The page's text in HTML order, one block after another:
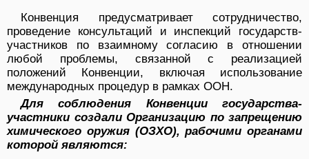
Конвенция предусматривает сотрудничество,
проведение консультаций и инспекций государств-
участников по взаимному согласию в отношении
любой проблемы, связанной с реализацией
положений Конвенции, включая использование
международных процедур в рамках ООН.
Для соблюдения Конвенции государства-
участники создали Организацию по запрещению
химического оружия (ОЗХО), рабочими органами
которой являются: